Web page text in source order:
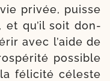
pri­vée, puisse
et qu’il soit don­
avec l’aide de
pos­sible
féli­ci­té céleste